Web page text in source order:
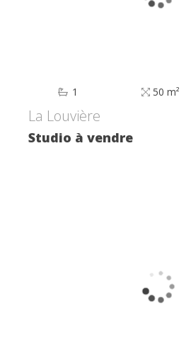
1 50 m²
La Louvière
Studio à vendre